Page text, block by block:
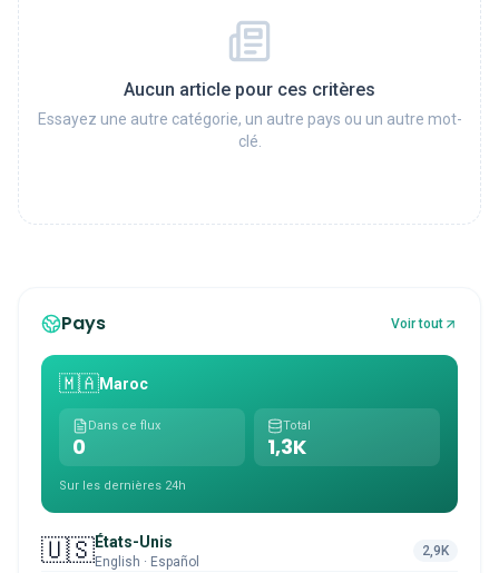
Aucun article pour ces critères
Essayez une autre catégorie, un autre pays ou un autre mot-
clé.
Pays Voir tout
🇲🇦Maroc
Dans ce flux
0
Total
1,3K
Sur les dernières 24h
🇺🇸États-Unis
English · Español
2,9K